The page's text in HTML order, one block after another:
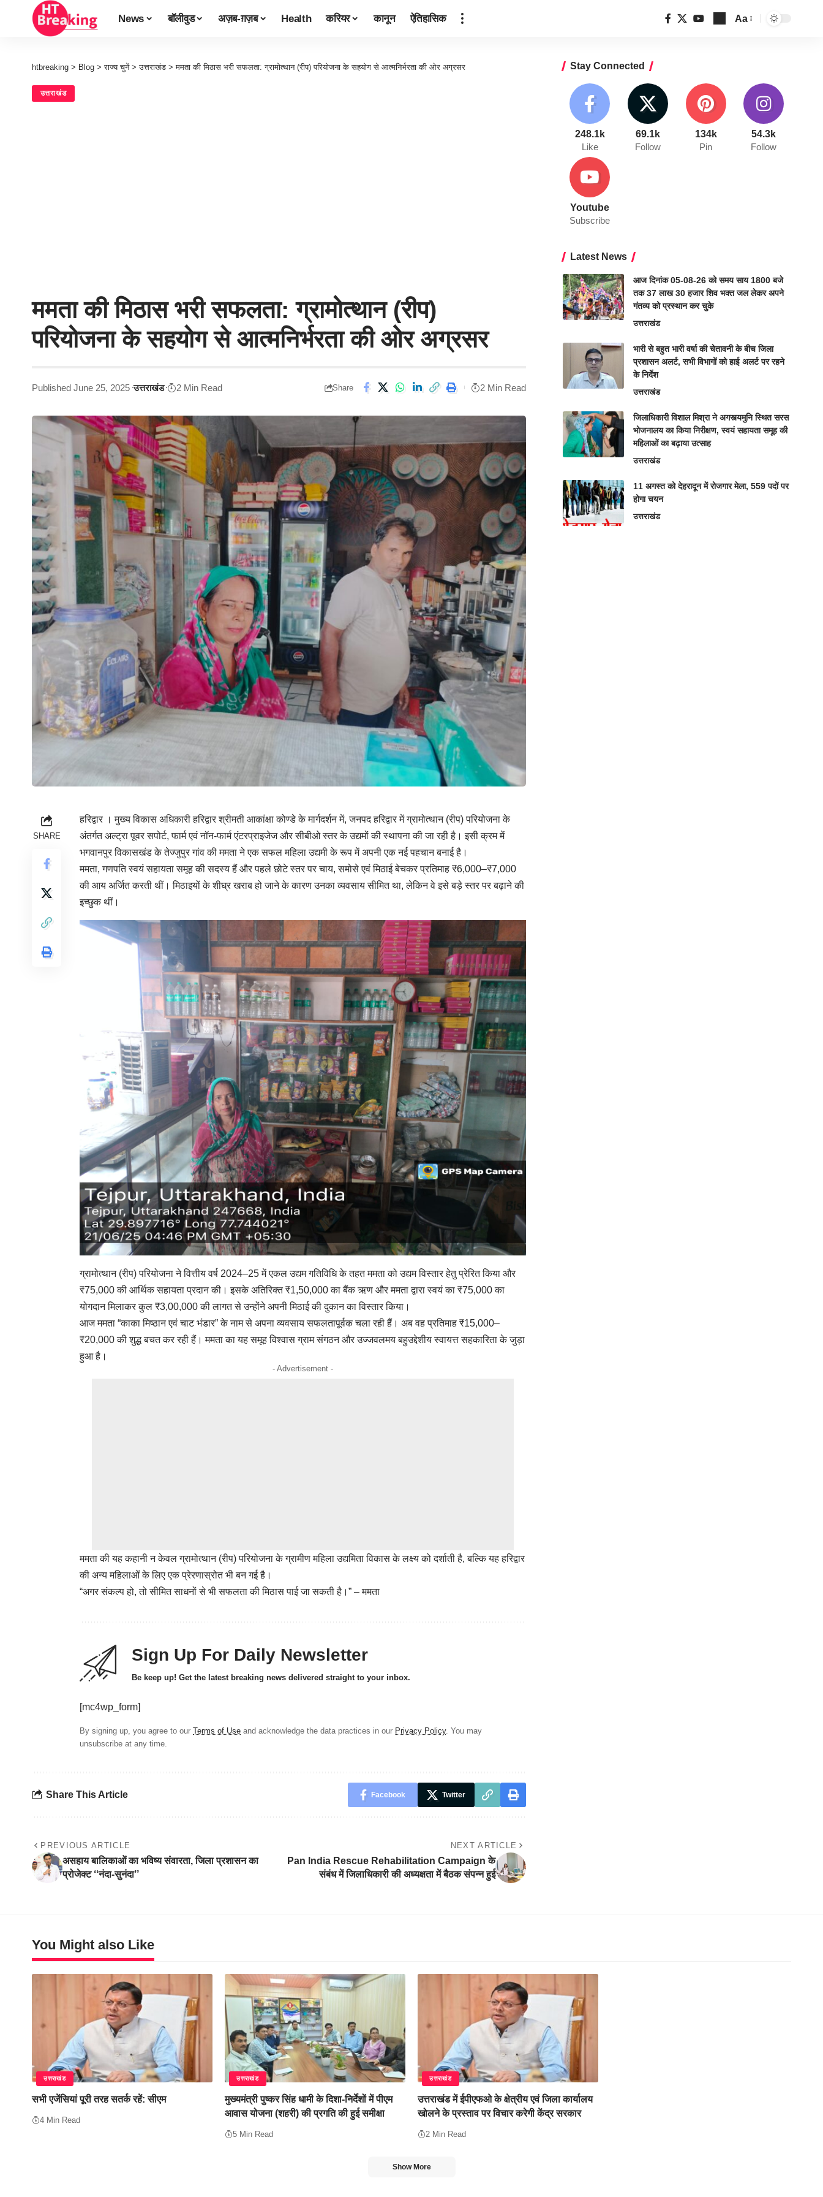
News बॉलीवुड अज़ब-ग़ज़ब Health करियर कानून ऐतिहासिक Aa
htbreaking > Blog >राज्य चुनें >उत्तराखंड >ममता की मिठास भरी सफलता: ग्रामोत्थान (रीप) परियोजना के सहयोग से आत्मनिर्भरता की ओर अग्रसर
उत्तराखंड
ममता की मिठास भरी सफलता: ग्रामोत्थान (रीप)
परियोजना के सहयोग से आत्मनिर्भरता की ओर अग्रसर
Published June 25, 2025 उत्तराखंड 2 Min Read Share 2 Min Read
SHARE
हरिद्वार । मुख्य विकास अधिकारी हरिद्वार श्रीमती आकांक्षा कोण्डे के मार्गदर्शन में, जनपद हरिद्वार में ग्रामोत्थान (रीप) परियोजना के
अंतर्गत अल्ट्रा पूवर सपोर्ट, फार्म एवं नॉन-फार्म एंटरप्राइजेज और सीबीओ स्तर के उद्यमों की स्थापना की जा रही है। इसी क्रम में
भगवानपुर विकासखंड के तेज्जुपुर गांव की ममता ने एक सफल महिला उद्यमी के रूप में अपनी एक नई पहचान बनाई है।
ममता, गणपति स्वयं सहायता समूह की सदस्य हैं और पहले छोटे स्तर पर चाय, समोसे एवं मिठाई बेचकर प्रतिमाह ₹6,000–₹7,000
की आय अर्जित करती थीं। मिठाइयों के शीघ्र खराब हो जाने के कारण उनका व्यवसाय सीमित था, लेकिन वे इसे बड़े स्तर पर बढ़ाने की
इच्छुक थीं।
ग्रामोत्थान (रीप) परियोजना ने वित्तीय वर्ष 2024–25 में एकल उद्यम गतिविधि के तहत ममता को उद्यम विस्तार हेतु प्रेरित किया और
₹75,000 की आर्थिक सहायता प्रदान की। इसके अतिरिक्त ₹1,50,000 का बैंक ऋण और ममता द्वारा स्वयं का ₹75,000 का
योगदान मिलाकर कुल ₹3,00,000 की लागत से उन्होंने अपनी मिठाई की दुकान का विस्तार किया।
आज ममता “काका मिष्ठान एवं चाट भंडार” के नाम से अपना व्यवसाय सफलतापूर्वक चला रही हैं। अब वह प्रतिमाह ₹15,000–
₹20,000 की शुद्ध बचत कर रही हैं। ममता का यह समूह विश्वास ग्राम संगठन और उज्जवलमय बहुउद्देशीय स्वायत्त सहकारिता के जुड़ा
हुआ है।
- Advertisement -
ममता की यह कहानी न केवल ग्रामोत्थान (रीप) परियोजना के ग्रामीण महिला उद्यमिता विकास के लक्ष्य को दर्शाती है, बल्कि यह हरिद्वार
की अन्य महिलाओं के लिए एक प्रेरणास्रोत भी बन गई है।
“अगर संकल्प हो, तो सीमित साधनों से भी सफलता की मिठास पाई जा सकती है।” – ममता
Sign Up For Daily Newsletter
Be keep up! Get the latest breaking news delivered straight to your inbox.
[mc4wp_form]
By signing up, you agree to our Terms of Use and acknowledge the data practices in our Privacy Policy. You may
unsubscribe at any time.
Share This Article Facebook Twitter
PREVIOUS ARTICLE
असहाय बालिकाओं का भविष्य संवारता, जिला प्रशासन का
प्रोजेक्ट ‘‘नंदा-सुनंदा’’
NEXT ARTICLE
Pan India Rescue Rehabilitation Campaign के
संबंध में जिलाधिकारी की अध्यक्षता में बैठक संपन्न हुई
Stay Connected
248.1k
Like
69.1k
Follow
134k
Pin
54.3k
Follow
Youtube
Subscribe
Latest News
आज दिनांक 05-08-26 को समय साय 1800 बजे
तक 37 लाख 30 हजार शिव भक्त जल लेकर अपने
गंतव्य को प्रस्थान कर चुके
उत्तराखंड
भारी से बहुत भारी वर्षा की चेतावनी के बीच जिला
प्रशासन अलर्ट, सभी विभागों को हाई अलर्ट पर रहने
के निर्देश
उत्तराखंड
जिलाधिकारी विशाल मिश्रा ने अगस्त्यमुनि स्थित सरस
भोजनालय का किया निरीक्षण, स्वयं सहायता समूह की
महिलाओं का बढ़ाया उत्साह
उत्तराखंड
11 अगस्त को देहरादून में रोजगार मेला, 559 पदों पर
होगा चयन
उत्तराखंड
You Might also Like
उत्तराखंड
सभी एजेंसियां पूरी तरह सतर्क रहें: सीएम
4 Min Read
उत्तराखंड
मुख्यमंत्री पुष्कर सिंह धामी के दिशा-निर्देशों में पीएम
आवास योजना (शहरी) की प्रगति की हुई समीक्षा
5 Min Read
उत्तराखंड
उत्तराखंड में ईपीएफओ के क्षेत्रीय एवं जिला कार्यालय
खोलने के प्रस्ताव पर विचार करेगी केंद्र सरकार
2 Min Read
Show More